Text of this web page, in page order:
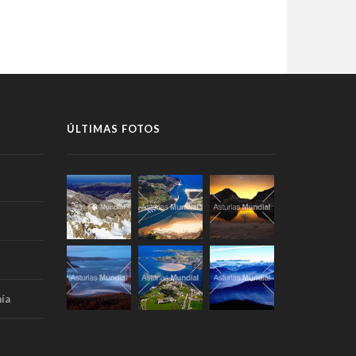
ÚLTIMAS FOTOS